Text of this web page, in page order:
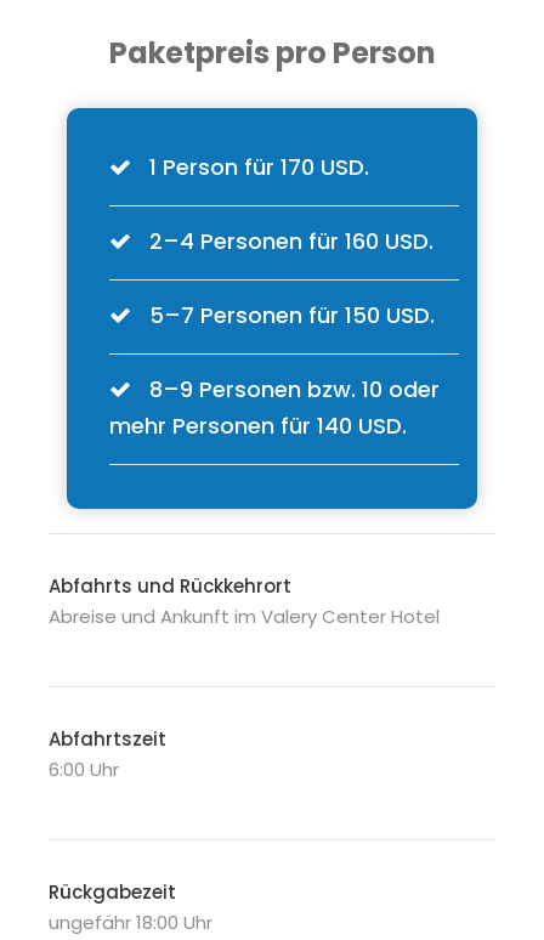
Paketpreis pro Person
1 Person für 170 USD.
2–4 Personen für 160 USD.
5–7 Personen für 150 USD.
8–9 Personen bzw. 10 oder
mehr Personen für 140 USD.
Abfahrts und Rückkehrort
Abreise und Ankunft im Valery Center Hotel
Abfahrtszeit
6:00 Uhr
Rückgabezeit
ungefähr 18:00 Uhr